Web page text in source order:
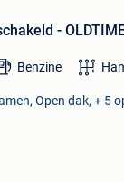
-
Benzine
Open dak, + 5